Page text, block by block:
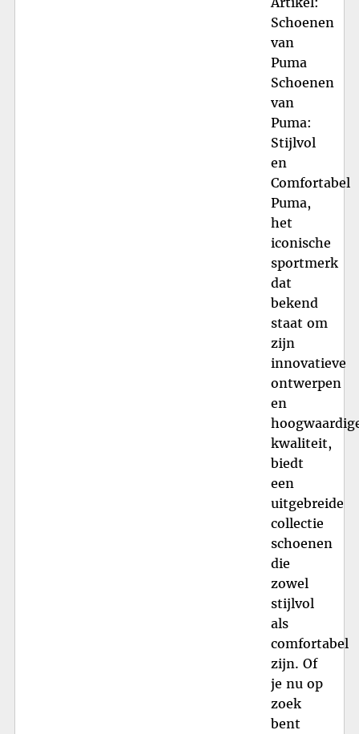
Schoenen
van
Puma
Schoenen
van
Puma:
Stijlvol
en
Comfortabel
Puma,
het
iconische
sportmerk
dat
bekend
staat om
zijn
innovatieve
ontwerpen
en
kwaliteit,
biedt
een
uitgebreide
collectie
schoenen
die
zowel
stijlvol
als
comfortabel
zijn. Of
je nu op
zoek
bent